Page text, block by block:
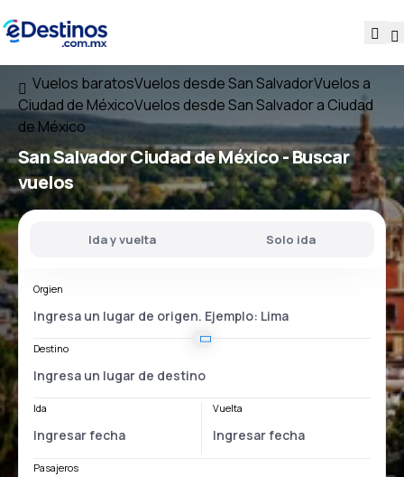
Vuelos baratosVuelos desde San SalvadorVuelos a
Ciudad de MéxicoVuelos desde San Salvador a Ciudad
de México
San Salvador Ciudad de México- Buscar
vuelos
Ida y vuelta Solo ida
Orgien
Destino
Ida Vuelta
Pasajeros